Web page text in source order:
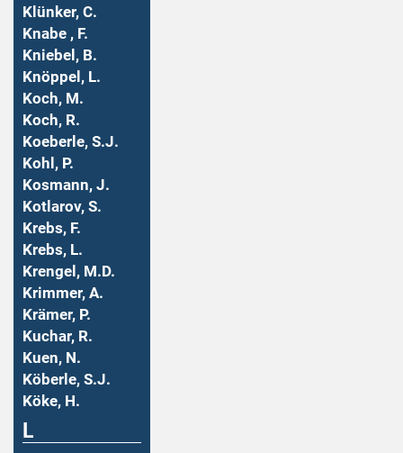
Klünker, C.
Knabe , F.
Kniebel, B.
Knöppel, L.
Koch, M.
Koch, R.
Koeberle, S.J.
Kohl, P.
Kosmann, J.
Kotlarov, S.
Krebs, F.
Krebs, L.
Krengel, M.D.
Krimmer, A.
Krämer, P.
Kuchar, R.
Kuen, N.
Köberle, S.J.
Köke, H.
L